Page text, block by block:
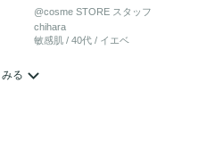
マルチスタイリン…
@cosme STORE スタッフ
chihara
敏感肌 / 40代 / イエベ
る